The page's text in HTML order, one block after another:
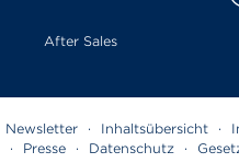
After Sales
Newsletter · Inhaltsübersicht ·
·
Presse · Datenschutz ·